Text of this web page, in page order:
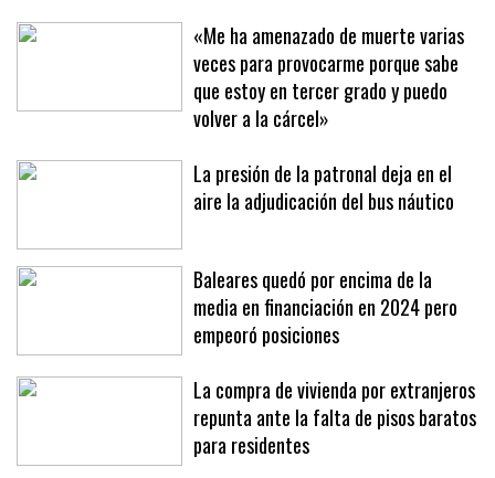
«Me ha amenazado de muerte varias
veces para provocarme porque sabe
que estoy en tercer grado y puedo
volver a la cárcel»
La presión de la patronal deja en el
aire la adjudicación del bus náutico
Baleares quedó por encima de la
media en financiación en 2024 pero
empeoró posiciones
La compra de vivienda por extranjeros
repunta ante la falta de pisos baratos
para residentes